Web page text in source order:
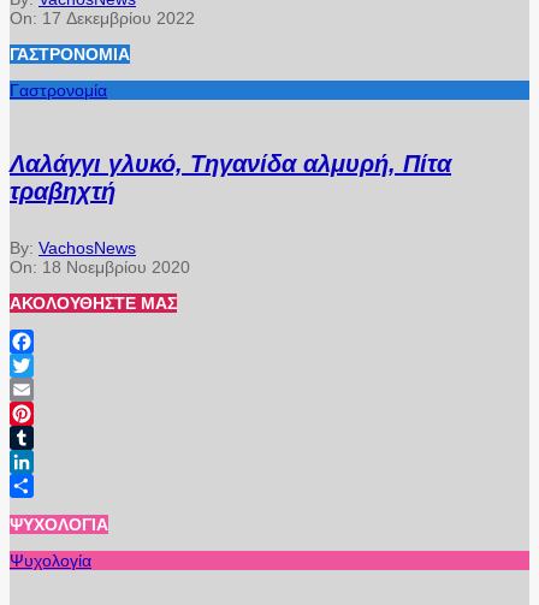
On: 17 Δεκεμβρίου 2022
ΓΑΣΤΡΟΝΟΜΊΑ
Γαστρονομία
Λαλάγγι γλυκό, Τηγανίδα αλμυρή, Πίτα
τραβηχτή
By: VachosNews
On: 18 Νοεμβρίου 2020
ΑΚΟΛΟΥΘΉΣΤΕ ΜΑΣ
Facebook
Twitter
Email
Pinterest
Tumblr
LinkedIn
ΨΥΧΟΛΟΓΊΑ
Ψυχολογία